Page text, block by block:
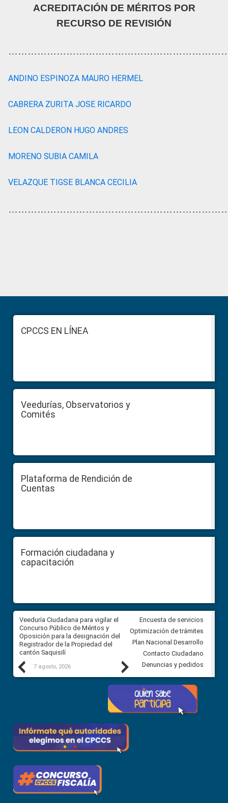
ACREDITACIÓN DE MÉRITOS POR
RECURSO DE REVISIÓN
ANDINO ESPINOZA MAURO HERMEL
CABRERA ZURITA JOSE RICARDO
LEON CALDERON HUGO ANDRES
MORENO SUBIA CAMILA
VELAZQUE TIGSE BLANCA CECILIA
Sidebar
FooterCPCCS EN LÍNEA
Veedurías, Observatorios y
Comités
Plataforma de Rendición de
Cuentas
Formación ciudadana y
capacitación
Previous
Veeduría Ciudadana para vigilar el
Concurso Público de Méritos y
Oposición para la designación del
Registrador de la Propiedad del
cantón Saquisilí
7 agosto, 2026
Veeduría Ciudadana para
construcción del asfaltado de
Ballenita del cantón Santa
7 agosto, 2026
Next
Encuesta de servicios
Optimización de trámites
Plan Nacional Desarrollo
Contacto Ciudadano
Denuncias y pedidos